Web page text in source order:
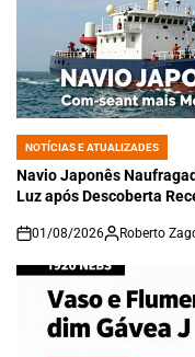
POSTED
IN
NOTÍCIAS E ATUALIZADES
Navio Japonês
Luz após Descoberta
on
01/08/2026 Roberto